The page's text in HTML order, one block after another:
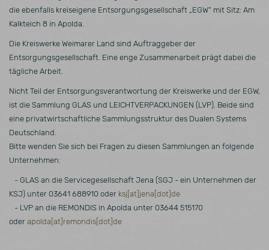
die ebenfalls kreiseigene Entsorgungsgesellschaft „EGW“ mit Sitz: Am
Kalkteich 8 in Apolda.
Die Kreiswerke Weimarer Land sind Auftraggeber der
Entsorgungsgesellschaft. Eine enge Zusammenarbeit prägt dabei die
tägliche Arbeit.
Nicht Teil der Entsorgungsverantwortung der Kreiswerke und der EGW,
ist die Sammlung GLAS und LEICHTVERPACKUNGEN (LVP). Beide sind
eine privatwirtschaftliche Sammlungsstruktur des Dualen Systems
Deutschland.
Bitte wenden Sie sich bei Fragen zu diesen Sammlungen an folgende
Unternehmen:
- GLAS an die Servicegesellschaft Jena (SGJ - ein Unternehmen der
KSJ) unter 03641 688910 oder ksj[at]jena[dot]de
- LVP an die REMONDIS in Apolda unter 03644 515170
oder apolda[at]remondis[dot]de
_pk_ses Kurzlebiger
Cookie, mit
denen
vorübergehend
gespeichert
werden
30
HTML Matomo